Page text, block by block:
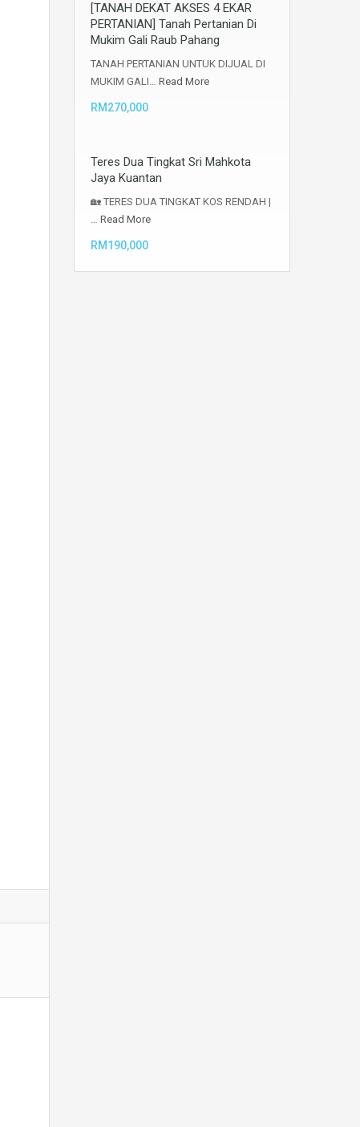
[TANAH DEKAT AKSES 4 EKAR
PERTANIAN] Tanah Pertanian Di
Mukim Gali Raub Pahang
TANAH PERTANIAN UNTUK DIJUAL DI
MUKIM GALI… Read More
RM270,000
Teres Dua Tingkat Sri Mahkota
Jaya Kuantan
🏡 TERES DUA TINGKAT KOS RENDAH |
… Read More
RM190,000